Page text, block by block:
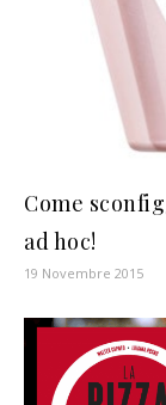
Come
ad hoc!
19 Novembre 2015